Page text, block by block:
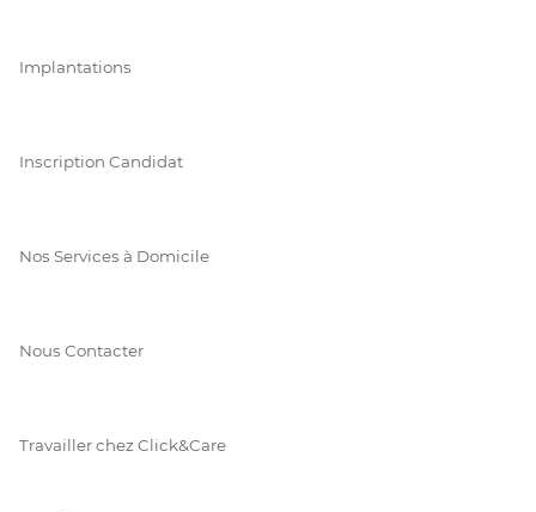
Implantations
Inscription Candidat
Nos Services à Domicile
Nous Contacter
Travailler chez Click&Care